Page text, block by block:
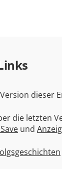
dieser
die letzten
und